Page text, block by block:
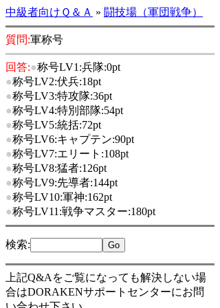
中級者向けＱ＆Ａ » 闘技場（軍団戦争）
質問:軍称号
回答:●称号LV1:兵隊:0pt
●称号LV2:伏兵:18pt
●称号LV3:特攻隊:36pt
●称号LV4:特別部隊:54pt
●称号LV5:統括:72pt
●称号LV6:キャプテン:90pt
●称号LV7:エリート:108pt
●称号LV8:猛者:126pt
●称号LV9:先導者:144pt
●称号LV10:軍神:162pt
●称号LV11:戦争マスター:180pt
検索:
上記Q&Aをご覧になっても解決しない場
合はDORAKENサポートセンターにお問